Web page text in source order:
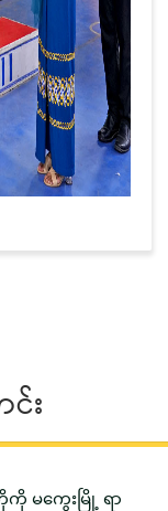
း
ကို မကွေးမြို့ ရာ